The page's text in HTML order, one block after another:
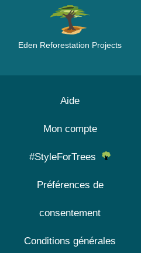
Eden Reforestation Projects
Aide
Mon compte
#StyleForTrees
Préférences de
consentement
Conditions générales